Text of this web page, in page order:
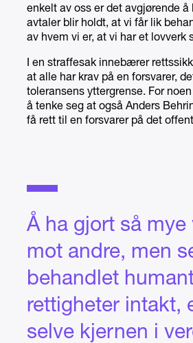
enkelt av oss er det avgjørende å
avtaler blir holdt, at vi får lik
av hvem vi er, at vi har et lovverk
I en straffesak innebærer
at alle har krav på en forsvarer,
toleransens yttergrense. For
å tenke seg at også Anders
få rett til en forsvarer på det
Å ha gjort så mye
mot andre, men
behandlet
rettigheter intakt,
selve kjernen i